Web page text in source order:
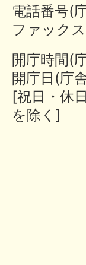
電話番号(
ファック
開庁時間(
開庁日(庁
[祝日・休
を除く]